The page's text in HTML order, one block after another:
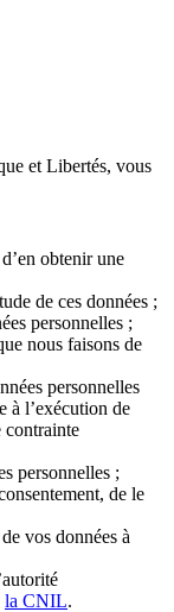
et Libertés, vous
obtenir une
de ces données ;
personnelles ;
nous faisons de
personnelles
à l’exécution de
contrainte
personnelles ;
de le
vos données à
la CNIL.